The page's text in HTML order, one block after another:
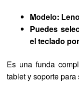
Modelo:
Puedes
el teclado
Es una funda
tablet y soporte